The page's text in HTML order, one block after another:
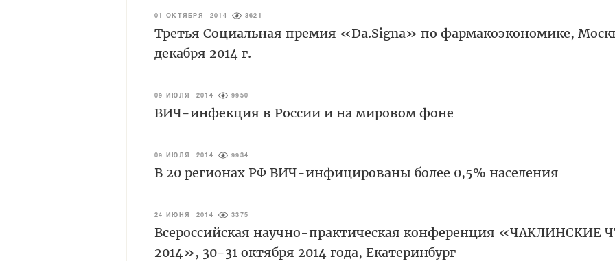
01 ОКТЯБРЯ 2014 3621
Третья Социальная премия «Da.Signa» по фармакоэкономике,
декабря 2014 г.
09 ИЮЛЯ 2014 9950
ВИЧ-инфекция в России и на мировом фоне
09 ИЮЛЯ 2014 9934
В 20 регионах РФ ВИЧ-инфицированы более 0,5% населения
24 ИЮНЯ 2014 3375
Всероссийская научно-практическая конференция «ЧАКЛИНСКИЕ
2014», 30-31 октября 2014 года, Екатеринбург